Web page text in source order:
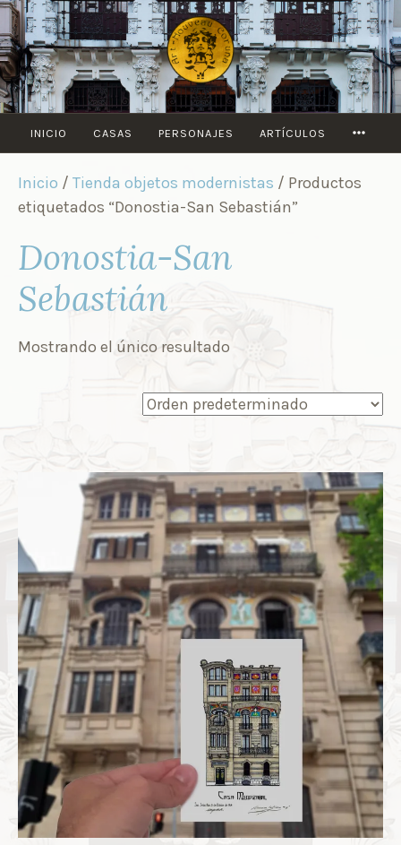
Saltar
al
contenido
INICIO CASAS PERSONAJES ARTÍCULOS
Inicio / Tienda objetos modernistas / Productos
etiquetados “Donostia-San Sebastián”
Donostia-San
Sebastián
Mostrando el único resultado